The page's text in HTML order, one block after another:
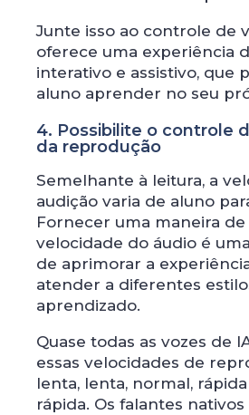
Junte isso ao controle de
oferece uma experiência
interativo e assistivo, que
aluno aprender no seu
4. Possibilite o controle
da reprodução
Semelhante à leitura, a
audição varia de aluno
Fornecer uma maneira
velocidade do áudio é
de aprimorar a
atender a diferentes
aprendizado.
Quase todas as vozes de
essas velocidades de
lenta, lenta, normal,
rápida. Os falantes